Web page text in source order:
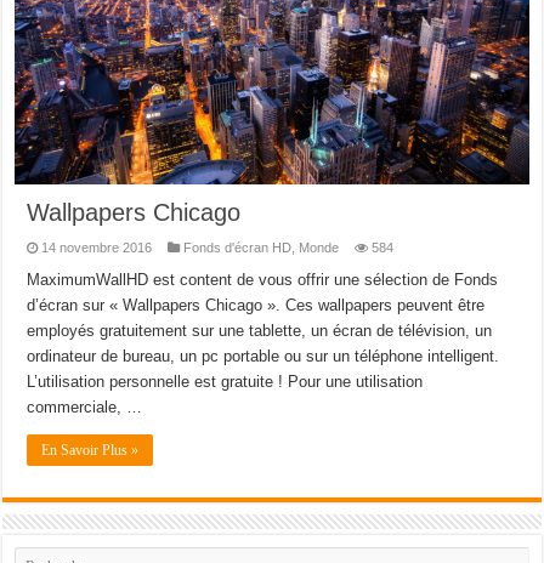
Wallpapers Chicago
14 novembre 2016 Fonds d'écran HD Monde 584
MaximumWallHD est content de vous offrir une sélection de Fonds
d’écran sur « Wallpapers Chicago ». Ces wallpapers peuvent être
employés gratuitement sur une tablette, un écran de télévision, un
ordinateur de bureau, un pc portable ou sur un téléphone intelligent.
L’utilisation personnelle est gratuite ! Pour une utilisation
commerciale, …
En Savoir Plus »